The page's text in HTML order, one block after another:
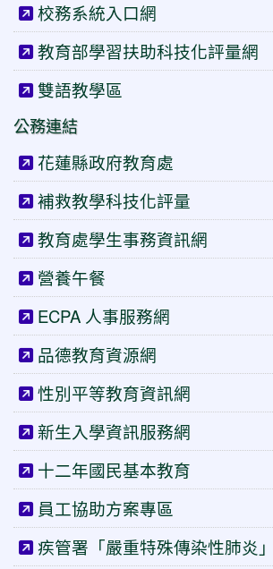
校務系統入口網
教育部學習扶助科技化評量網
雙語教學區
公務連結
花蓮縣政府教育處
補救教學科技化評量
教育處學生事務資訊網
營養午餐
ECPA 人事服務網
品德教育資源網
性別平等教育資訊網
新生入學資訊服務網
十二年國民基本教育
員工協助方案專區
疾管署「嚴重特殊傳染性肺炎